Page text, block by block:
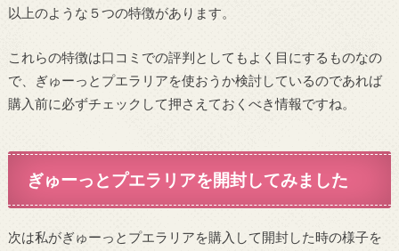
以上のような５つの特徴があります。
これらの特徴は口コミでの評判としてもよく目にするものなの
で、ぎゅーっとプエラリアを使おうか検討しているのであれば
購入前に必ずチェックして押さえておくべき情報ですね。
ぎゅーっとプエラリアを開封してみました
次は私がぎゅーっとプエラリアを購入して開封した時の様子を